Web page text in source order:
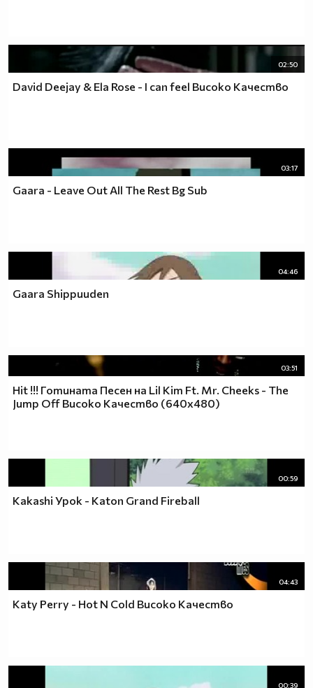
02:50
David Deejay & Ela Rose - I can feel Високо Качество
03:17
Gaara - Leave Out All The Rest Bg Sub
04:46
Gaara Shippuuden
03:51
Hit !!! Готината Песен на Lil Kim Ft. Mr. Cheeks - The
Jump Off Високо Качество (640х480)
00:59
Kakashi Урок - Katon Grand Fireball
04:43
Katy Perry - Hot N Cold Високо Качество
00:39